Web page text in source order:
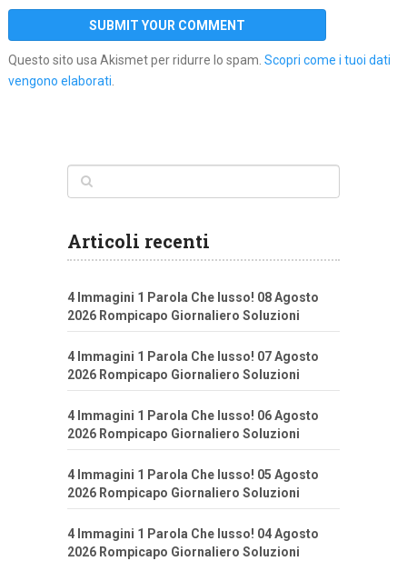
Questo sito usa Akismet per ridurre lo spam. Scopri come i tuoi dati
vengono elaborati.
Articoli recenti
4 Immagini 1 Parola Che lusso! 08 Agosto
2026 Rompicapo Giornaliero Soluzioni
4 Immagini 1 Parola Che lusso! 07 Agosto
2026 Rompicapo Giornaliero Soluzioni
4 Immagini 1 Parola Che lusso! 06 Agosto
2026 Rompicapo Giornaliero Soluzioni
4 Immagini 1 Parola Che lusso! 05 Agosto
2026 Rompicapo Giornaliero Soluzioni
4 Immagini 1 Parola Che lusso! 04 Agosto
2026 Rompicapo Giornaliero Soluzioni